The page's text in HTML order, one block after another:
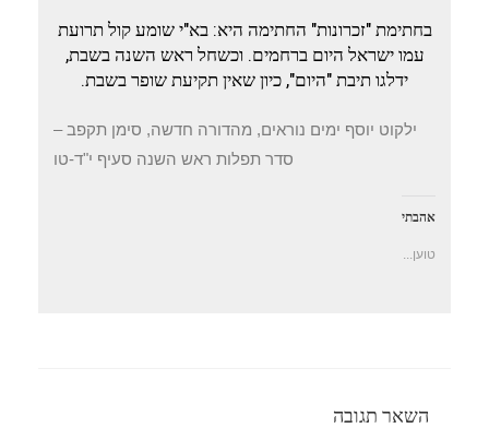
בחתימת "זכרונות" החתימה היא: בא"י שומע קול תרועת
עמו ישראל היום ברחמים. וכשחל ראש השנה בשבת,
ידלגו תיבת "היום", כיון שאין תקיעת שופר בשבת.
ילקוט יוסף ימים נוראים, מהדורה חדשה, סימן תקפב –
סדר תפלות ראש השנה סעיף י"ד-טו
אהבתי
טוען...
השאר תגובה